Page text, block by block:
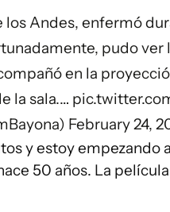
Andes, enfermó
pudo ver
en la
la sala.…
February 24,
y estoy empezando
50 años. La